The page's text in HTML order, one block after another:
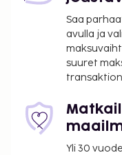
Majoituspaikan
(FAO-Faron
Käytössäsi on
vuorokauden auki
kielitaitoinen
palveluihin
hierontapalvelut,
Paikan päällä on
Saa
avulla ja
suuret
Yli 30